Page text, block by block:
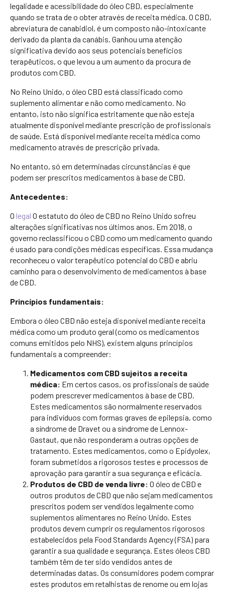
legalidade e acessibilidade do óleo CBD, especialmente
quando se trata de o obter através de receita médica. O CBD,
abreviatura de canabidiol, é um composto não-intoxicante
derivado da planta da canábis. Ganhou uma atenção
significativa devido aos seus potenciais benefícios
terapêuticos, o que levou a um aumento da procura de
produtos com CBD.
No Reino Unido, o óleo CBD está classificado como
suplemento alimentar e não como medicamento. No
entanto, isto não significa estritamente que não esteja
atualmente disponível mediante prescrição de profissionais
de saúde. Está disponível mediante receita médica como
medicamento através de prescrição privada.
No entanto, só em determinadas circunstâncias é que
podem ser prescritos medicamentos à base de CBD.
Antecedentes:
O legal O estatuto do óleo de CBD no Reino Unido sofreu
alterações significativas nos últimos anos. Em 2018, o
governo reclassificou o CBD como um medicamento quando
é usado para condições médicas específicas. Essa mudança
reconheceu o valor terapêutico potencial do CBD e abriu
caminho para o desenvolvimento de medicamentos à base
de CBD.
Princípios fundamentais:
Embora o óleo CBD não esteja disponível mediante receita
médica como um produto geral (como os medicamentos
comuns emitidos pelo NHS), existem alguns princípios
fundamentais a compreender:
Medicamentos com CBD sujeitos a receita
médica: Em certos casos, os profissionais de saúde
podem prescrever medicamentos à base de CBD.
Estes medicamentos são normalmente reservados
para indivíduos com formas graves de epilepsia, como
a síndrome de Dravet ou a síndrome de Lennox-
Gastaut, que não responderam a outras opções de
tratamento. Estes medicamentos, como o Epidyolex,
foram submetidos a rigorosos testes e processos de
aprovação para garantir a sua segurança e eficácia.
Produtos de CBD de venda livre: O óleo de CBD e
outros produtos de CBD que não sejam medicamentos
prescritos podem ser vendidos legalmente como
suplementos alimentares no Reino Unido. Estes
produtos devem cumprir os regulamentos rigorosos
estabelecidos pela Food Standards Agency (FSA) para
garantir a sua qualidade e segurança. Estes óleos CBD
também têm de ter sido vendidos antes de
determinadas datas. Os consumidores podem comprar
estes produtos em retalhistas de renome ou em lojas